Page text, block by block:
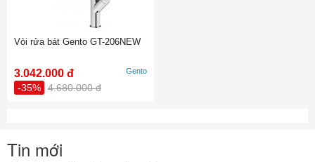
Vòi rửa bát Gento GT-206NEW
3.042.000 đ
-35% 4.680.000 đ
Gento
Tin mới